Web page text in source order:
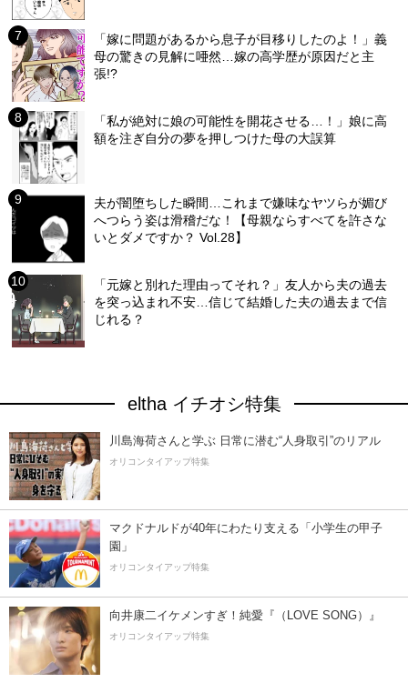
「嫁に問題があるから息子が目移りしたのよ！」義
母の驚きの見解に唖然…嫁の高学歴が原因だと主
張!?
「私が絶対に娘の可能性を開花させる…！」娘に高
額を注ぎ自分の夢を押しつけた母の大誤算
夫が闇堕ちした瞬間…これまで嫌味なヤツらが媚び
へつらう姿は滑稽だな！【母親ならすべてを許さな
いとダメですか？ Vol.28】
「元嫁と別れた理由ってそれ？」友人から夫の過去
を突っ込まれ不安…信じて結婚した夫の過去まで信
じれる？
eltha イチオシ特集
川島海荷さんと学ぶ 日常に潜む“人身取引”のリアル
オリコンタイアップ特集
マクドナルドが40年にわたり支える「小学生の甲子
園」
オリコンタイアップ特集
向井康二イケメンすぎ！純愛『（LOVE SONG）』
オリコンタイアップ特集